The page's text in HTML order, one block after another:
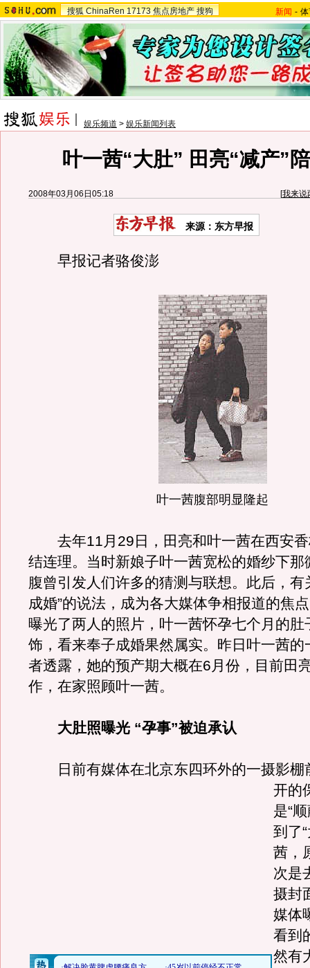
搜狐 ChinaRen 17173 焦点房地产 搜狗 新闻 -
娱乐频道 > 娱乐新闻列表
叶一茜“大肚” 田亮“减产”
2008年03月06日05:18 [我来说
来源：东方早报
早报记者骆俊澎
叶一茜腹部明显隆起
去年11月29日，田亮和叶一茜在西安香
结连理。当时新娘子叶一茜宽松的婚纱下那
腹曾引发人们许多的猜测与联想。此后，有
成婚”的说法，成为各大媒体争相报道的焦
曝光了两人的照片，叶一茜怀孕七个月的肚
饰，看来奉子成婚果然属实。昨日叶一茜的
者透露，她的预产期大概在6月份，目前田
作，在家照顾叶一茜。
大肚照曝光 “孕事”被迫承认
日前有媒体在北京东四环外的一摄影棚
开的
是“
到了
茜，
次是
摄封
媒体
看到
然有